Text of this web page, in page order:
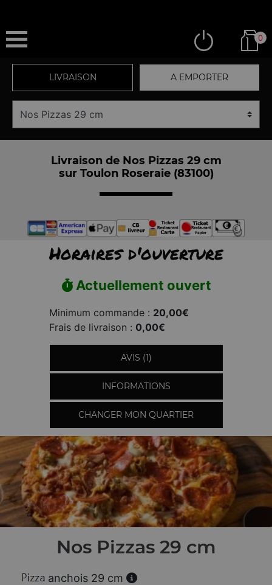
0
LIVRAISON A EMPORTER
Livraison de Nos Pizzas 29 cm
sur Toulon Roseraie (83100)
Horaires d'ouverture
Actuellement ouvert
Minimum commande : 20,00€
Frais de livraison : 0,00€
AVIS (1)
INFORMATIONS
CHANGER MON QUARTIER
Nos Pizzas 29 cm
anchois 29 cm